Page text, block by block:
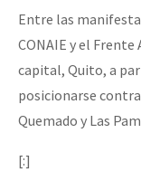
Entre las
CONAIE y el
capital, Quito, a
posicionarse
Quemado y Las
[:]